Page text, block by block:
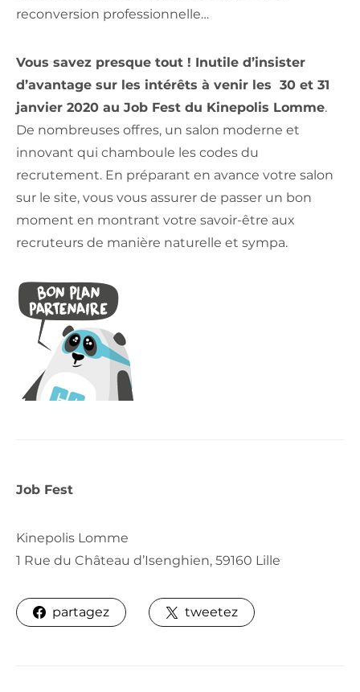
reconversion professionnelle…
Vous savez presque tout ! Inutile d’insister
d’avantage sur les intérêts à venir les 30 et 31
janvier 2020 au Job Fest du Kinepolis Lomme.
De nombreuses offres, un salon moderne et
innovant qui chamboule les codes du
recrutement. En préparant en avance votre salon
sur le site, vous vous assurer de passer un bon
moment en montrant votre savoir-être aux
recruteurs de manière naturelle et sympa.
Job Fest
Kinepolis Lomme
1 Rue du Château d’Isenghien, 59160 Lille
partagez tweetez